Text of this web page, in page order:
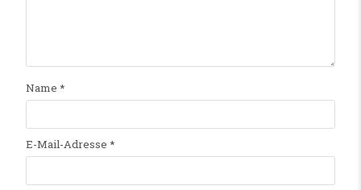
Name *
E-Mail-Adresse *